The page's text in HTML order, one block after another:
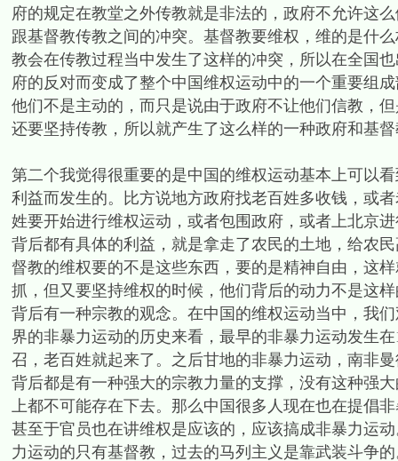
府的规定在教堂之外传教就是非法的，政府不允许这
跟基督教传教之间的冲突。基督教要维权，维的是什
教会在传教过程当中发生了这样的冲突，所以在全国
府的反对而变成了整个中国维权运动中的一个重要组
他们不是主动的，而只是说由于政府不让他们信教，
还要坚持传教，所以就产生了这么样的一种政府和基
第二个我觉得很重要的是中国的维权运动基本上可以
利益而发生的。比方说地方政府找老百姓多收钱，或
姓要开始进行维权运动，或者包围政府，或者上北京
背后都有具体的利益，就是拿走了农民的土地，给农
督教的维权要的不是这些东西，要的是精神自由，这
抓，但又要坚持维权的时候，他们背后的动力不是这
背后有一种宗教的观念。在中国的维权运动当中，我
界的非暴力运动的历史来看，最早的非暴力运动发生
召，老百姓就起来了。之后甘地的非暴力运动，南非
背后都是有一种强大的宗教力量的支撑，没有这种强
上都不可能存在下去。那么中国很多人现在也在提倡
甚至于官员也在讲维权是应该的，应该搞成非暴力运
力运动的只有基督教，过去的马列主义是靠武装斗争